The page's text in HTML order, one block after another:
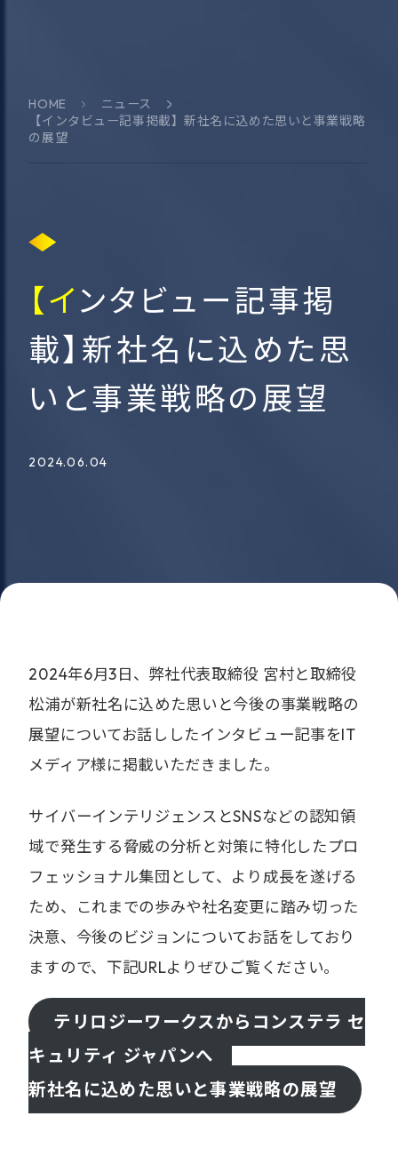
HOME
ニュース
【インタビュー記事掲載】新社名に込めた思いと事業戦略
の展望
【インタビュー記事掲
載】新社名に込めた思
いと事業戦略の展望
2024.06.04
2024年6月3日、弊社代表取締役 宮村と取締役
松浦が新社名に込めた思いと今後の事業戦略の
展望についてお話ししたインタビュー記事をIT
メディア様に掲載いただきました。
サイバーインテリジェンスとSNSなどの認知領
域で発生する脅威の分析と対策に特化したプロ
フェッショナル集団として、より成長を遂げる
ため、これまでの歩みや社名変更に踏み切った
決意、今後のビジョンについてお話をしており
ますので、下記URLよりぜひご覧ください。
テリロジーワークスからコンステラ セ
キュリティ ジャパンへ
新社名に込めた思いと事業戦略の展望